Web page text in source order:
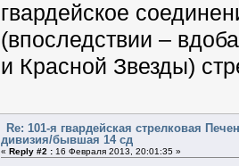
гвардейское
(впоследствии –
и Красной Звезды)
Re: 101-я гвардейская стрелковая
дивизия/бывшая 14 сд
« Reply #2 :16 Февраля 2013, 20:01:35 »